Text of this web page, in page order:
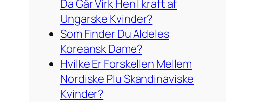
Da Går Virk Hen I kraft af
Ungarske Kvinder?
Som Finder Du Aldeles
Koreansk Dame?
Hvilke Er Forskellen Mellem
Nordiske Plu Skandinaviske
Kvinder?